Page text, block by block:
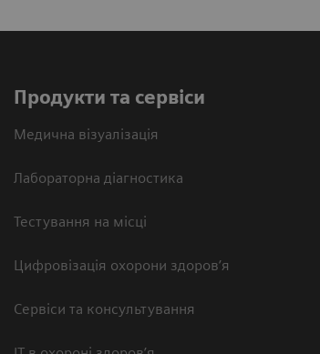
Продукти та сервіси
Медична візуалізація
Лабораторна діагностика
Тестування на місці
Цифровізація охорони здоров’я
Сервіси та консультування